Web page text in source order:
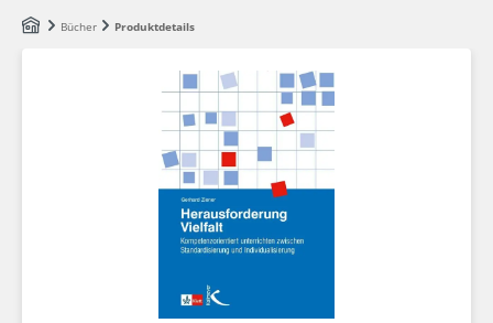
Zum Hauptinhalt springen
Bücher Produktdetails